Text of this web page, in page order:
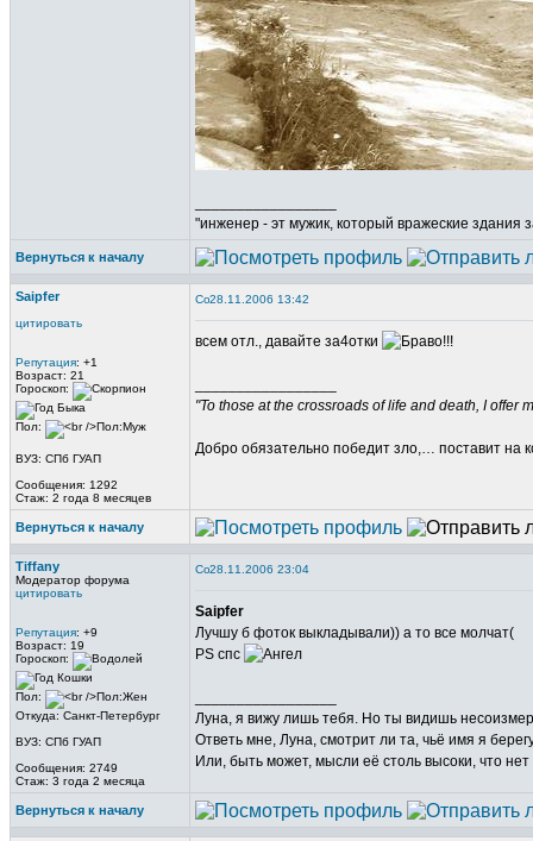
"инженер - эт мужик, который вражеские здания
Вернуться к началу
Saipfer
цитировать
Репутация: +1
Возраст: 21
Гороскоп:
Пол:
ВУЗ: СПб ГУАП
Сообщения: 1292
Стаж: 2 года 8 месяцев
28.11.2006 13:42
всем отл., давайте за4отки
"To those at the crossroads of life and death, I offer
Добро обязательно победит зло,… поставит на
Вернуться к началу
Tiffany
Модератор форума
цитировать
Репутация: +9
Возраст: 19
Гороскоп:
Пол:
Откуда: Санкт-Петербург
ВУЗ: СПб ГУАП
Сообщения: 2749
Стаж: 3 года 2 месяца
28.11.2006 23:04
Saipfer
Лучшу б фоток выкладывали)) а то все молчат(
PS спс
Луна, я вижу лишь тебя. Но ты видишь
Ответь мне, Луна, смотрит ли та, чьё имя я
Или, быть может, мысли её столь высоки, что
Вернуться к началу